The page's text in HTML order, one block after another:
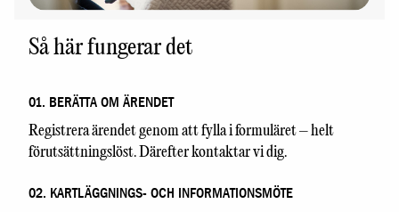
Så här fungerar det
01. BERÄTTA OM ÄRENDET
Registrera ärendet genom att fylla i formuläret – helt
förutsättningslöst. Därefter kontaktar vi dig.
02. KARTLÄGGNINGS- OCH INFORMATIONSMÖTE